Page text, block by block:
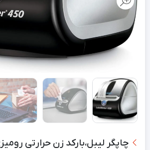
چاپگر لیبل،بارکد زن حرارتی